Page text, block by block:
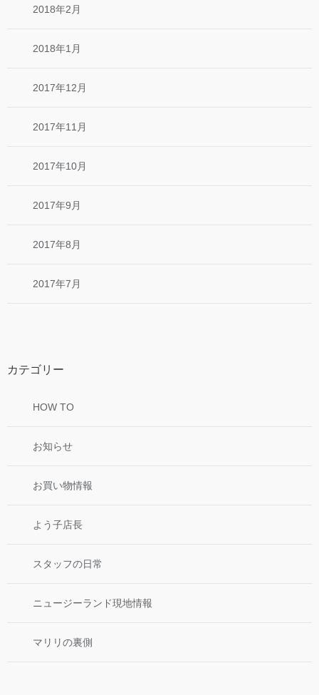
2018年2月
2018年1月
2017年12月
2017年11月
2017年10月
2017年9月
2017年8月
2017年7月
カテゴリー
HOW TO
お知らせ
お買い物情報
よう子店長
スタッフの日常
ニュージーランド現地情報
マリリの裏側